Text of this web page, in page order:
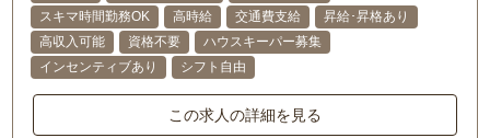
スキマ時間勤務OK
高時給 交通費支給
昇給･昇格あり
高収入可能
資格不要
ハウスキーパー募集
インセンティブあり
シフト自由
この求人の詳細を見る